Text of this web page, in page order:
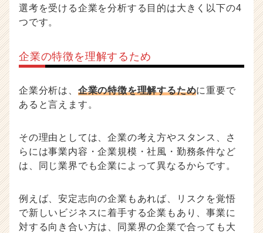
r
選考を受ける企業を分析する目的は大きく以下の4
つです。
企業の特徴を理解するため
企業分析は、 企業の特徴を理解するために重要で
あると言えます。
その理由としては、企業の考え方やスタンス、さ
らには事業内容・企業規模・社風・勤務条件など
は、同じ業界でも企業によって異なるからです。
例えば、安定志向の企業もあれば、リスクを覚悟
で新しいビジネスに着手する企業もあり、事業に
対する向き合い方は、同業界の企業で合っても大